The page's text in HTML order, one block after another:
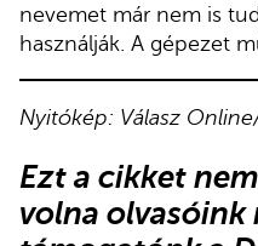
nevemet már nem is
használják. A gépezet
Nyitókép: Válasz
Ezt a cikket
volna olvasóink